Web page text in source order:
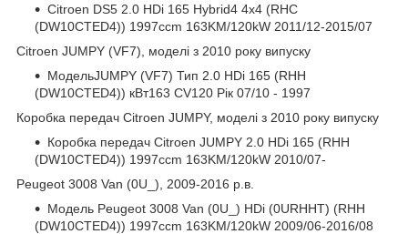
Citroen DS5 2.0 HDi 165 Hybrid4 4x4 (RHC
(DW10CTED4)) 1997ccm 163KM/120kW 2011/12-2015/07
Citroen JUMPY (VF7), моделі з 2010 року випуску
МодельJUMPY (VF7) Тип 2.0 HDi 165 (RHH
(DW10CTED4)) кВт163 CV120 Рік 07/10 - 1997
Коробка передач Citroen JUMPY, моделі з 2010 року випуску
Коробка передач Citroen JUMPY 2.0 HDi 165 (RHH
(DW10CTED4)) 1997ccm 163KM/120kW 2010/07-
Peugeot 3008 Van (0U_), 2009-2016 р.в.
Модель Peugeot 3008 Van (0U_) HDi (0URHHT) (RHH
(DW10CTED4)) 1997ccm 163KM/120kW 2009/06-2016/08